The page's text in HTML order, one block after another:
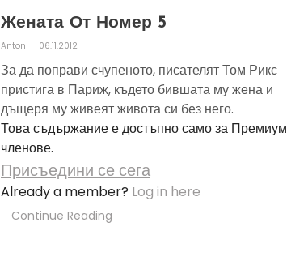
Жената От Номер 5
Anton 06.11.2012
За да поправи счупеното, писателят Том Рикс
пристига в Париж, където бившата му жена и
дъщеря му живеят живота си без него.
Това съдържание е достъпно само за Премиум
членове.
Присъедини се сега
Already a member? Log in here
Continue Reading